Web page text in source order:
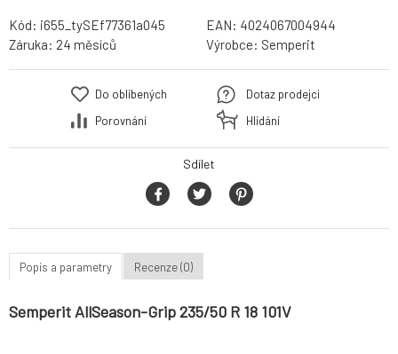
Kód: i655_tySEf77361a045 EAN: 4024067004944
Záruka: 24 měsíců Výrobce: Semperit
Do oblíbených
Porovnání
Dotaz prodejci
Hlídání
Sdílet
Popis a parametry Recenze (0)
Semperit AllSeason-Grip 235/50 R 18 101V